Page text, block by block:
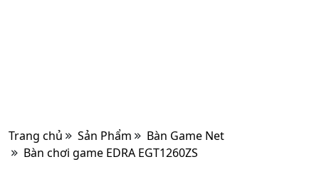
Trang chủ Sản Phẩm
Bàn Game Net
Bàn chơi game EDRA EGT1260ZS